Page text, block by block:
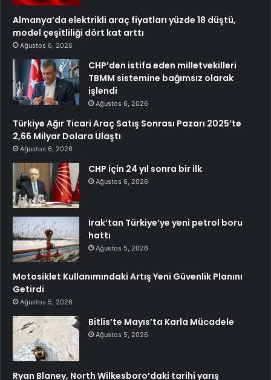
Almanya’da elektrikli araç fiyatları yüzde 18 düştü,
model çeşitliliği dört kat arttı
Ağustos 6, 2026
CHP’den istifa eden milletvekilleri
TBMM sistemine bağımsız olarak
işlendi
Ağustos 6, 2026
Türkiye Ağır Ticari Araç Satış Sonrası Pazarı 2025’te
2,66 Milyar Dolara Ulaştı
Ağustos 6, 2026
CHP için 24 yıl sonra bir ilk
Ağustos 6, 2026
Irak’tan Türkiye’ye yeni petrol boru
hattı
Ağustos 5, 2026
Motosiklet Kullanımındaki Artış Yeni Güvenlik Planını
Getirdi
Ağustos 5, 2026
Bitlis’te Mayıs’ta Karla Mücadele
Ağustos 5, 2026
Ryan Blaney, North Wilkesboro’daki tarihi yarış